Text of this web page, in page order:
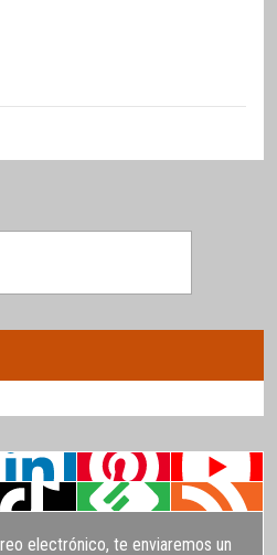
electrónico, te enviaremos un